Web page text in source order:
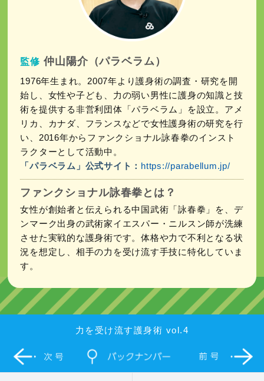
監修 仲山陽介（パラベラム）
1976年生まれ。2007年より護身術の調査・研究を開
始し、女性や子ども、力の弱い男性に護身の知識と技
術を提供する非営利団体「パラベラム」を設立。アメ
リカ、カナダ、フランスなどで女性護身術の研究を行
い、2016年からファンクショナル詠春拳のインスト
ラクターとして活動中。
「パラベラム」公式サイト： https://parabellum.jp/
ファンクショナル詠春拳とは？
女性が創始者と伝えられる中国武術「詠春拳」を、デ
ンマーク出身の武術家イエスパー・ニルスン師が洗練
させた実戦的な護身術です。体格や力で不利となる状
況を想定し、相手の力を受け流す手技に特化していま
す。
力を受け流す護身術 vol.4